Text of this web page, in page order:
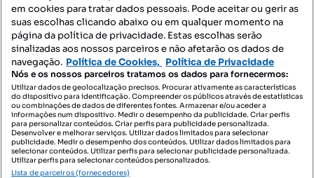
Imóveis para arrendar - Alapraia - Livramento
Apartamentos para arrendar - Alapraia - Livramento
T0 para arrendar - Alapraia - Livramento
Moradias para arrendar - Alapraia - Livramento
Quartos para arrendar - Alapraia - Livramento
Terrenos para arrendar - Alapraia - Livramento
Espaços comerciais para arrendar - Alapraia - Livramento
em cookies para tratar dados pessoais. Pode aceitar ou gerir as
suas escolhas clicando abaixo ou em qualquer momento na
página da política de privacidade. Estas escolhas serão
sinalizadas aos nossos parceiros e não afetarão os dados de
navegação. Política de Cookies, Política de Privacidade
Nós e os nossos parceiros tratamos os dados para fornecermos:
Utilizar dados de geolocalização precisos. Procurar ativamente as características
do dispositivo para identificação. Compreender os públicos através de estatísticas
ou combinações de dados de diferentes fontes. Armazenar e/ou aceder a
informações num dispositivo. Medir o desempenho da publicidade. Criar perfis
para personalizar conteúdos. Criar perfis para publicidade personalizada.
Desenvolver e melhorar serviços. Utilizar dados limitados para selecionar
publicidade. Medir o desempenho dos conteúdos. Utilizar dados limitados para
selecionar conteúdos. Utilizar perfis para selecionar publicidade personalizada.
Utilizar perfis para selecionar conteúdos personalizados.
Lista de parceiros (fornecedores)